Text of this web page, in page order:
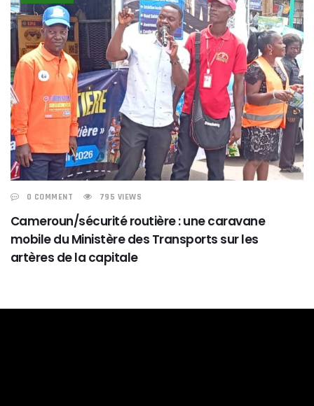
0 COMMENT 795 VIEWS
Cameroun/sécurité routière : une caravane
mobile du Ministère des Transports sur les
artères de la capitale